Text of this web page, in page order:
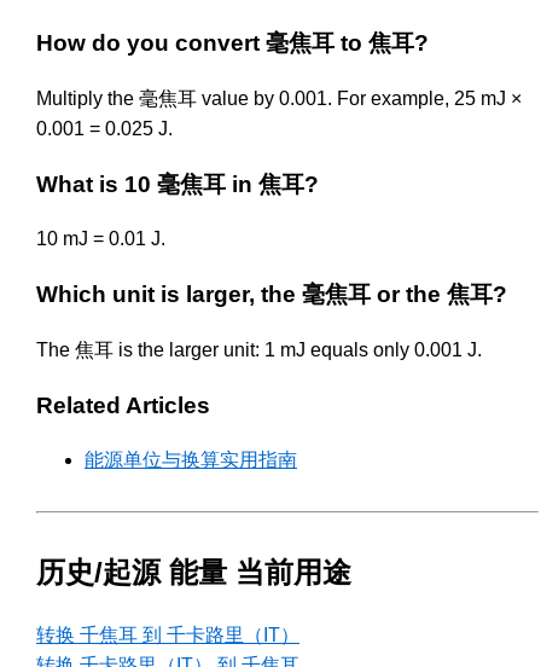
How do you convert 毫焦耳 to 焦耳?
Multiply the 毫焦耳 value by 0.001. For example, 25 mJ ×
0.001 = 0.025 J.
What is 10 毫焦耳 in 焦耳?
10 mJ = 0.01 J.
Which unit is larger, the 毫焦耳 or the 焦耳?
The 焦耳 is the larger unit: 1 mJ equals only 0.001 J.
Related Articles
能源单位与换算实用指南
历史/起源 能量 当前用途
转换 千焦耳 到 千卡路里（IT）